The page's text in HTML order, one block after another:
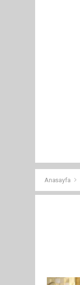
Anasayfa